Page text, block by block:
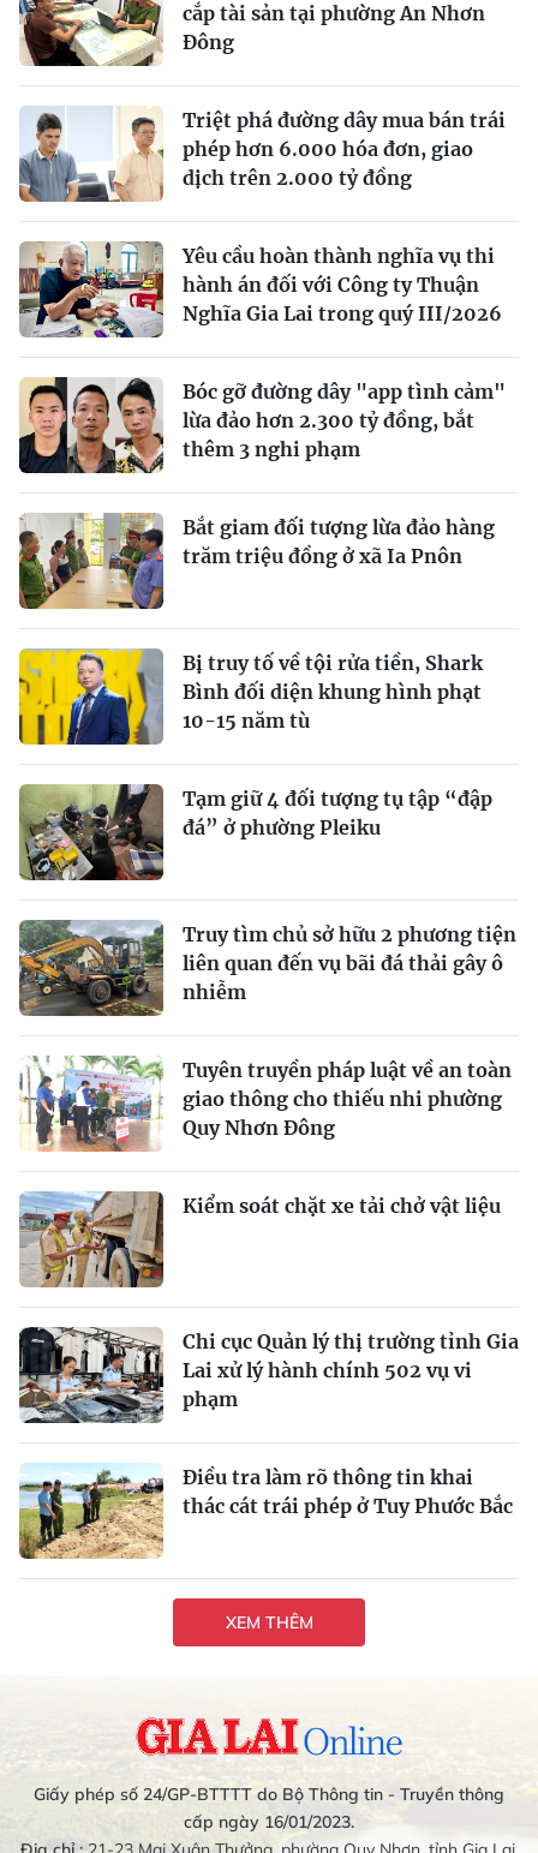
cắp tài sản tại phường An Nhơn
Đông
Triệt phá đường dây mua bán trái
phép hơn 6.000 hóa đơn, giao
dịch trên 2.000 tỷ đồng
Yêu cầu hoàn thành nghĩa vụ thi
hành án đối với Công ty Thuận
Nghĩa Gia Lai trong quý III/2026
Bóc gỡ đường dây "app tình cảm"
lừa đảo hơn 2.300 tỷ đồng, bắt
thêm 3 nghi phạm
Bắt giam đối tượng lừa đảo hàng
trăm triệu đồng ở xã Ia Pnôn
Bị truy tố về tội rửa tiền, Shark
Bình đối diện khung hình phạt
10-15 năm tù
Tạm giữ 4 đối tượng tụ tập “đập
đá” ở phường Pleiku
Truy tìm chủ sở hữu 2 phương tiện
liên quan đến vụ bãi đá thải gây ô
nhiễm
Tuyên truyền pháp luật về an toàn
giao thông cho thiếu nhi phường
Quy Nhơn Đông
Kiểm soát chặt xe tải chở vật liệu
Chi cục Quản lý thị trường tỉnh Gia
Lai xử lý hành chính 502 vụ vi
phạm
Điều tra làm rõ thông tin khai
thác cát trái phép ở Tuy Phước Bắc
XEM THÊM
Giấy phép số 24/GP-BTTTT do Bộ Thông tin - Truyền thông
cấp ngày 16/01/2023.